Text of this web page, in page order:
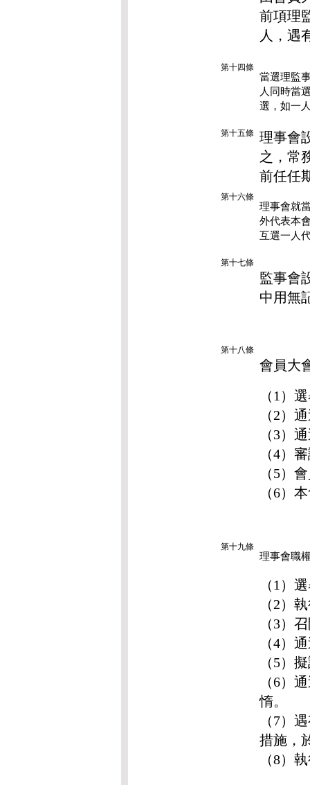
前項理
人，遇
第十四條
當選理監
人同時當
選，如一
第十五條
理事會
之，常
前任任
第十六條
理事會就
外代表本
互選一人
第十七條
監事會
中用無
第十八條
會員大
（1）
（2）
（3）
（4）
（5）
（6）
第十九條
理事會職
（1）
（2）
（3）
（4）
（5）
（6）
惰。
（7）
措施，
（8）